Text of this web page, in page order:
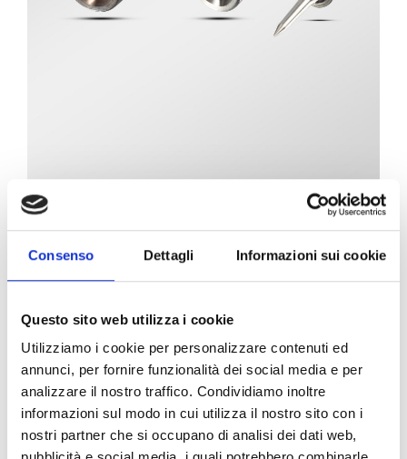
Consenso Dettagli Informazioni sui cookie
Questo sito web utilizza i cookie
Utilizziamo i cookie per personalizzare contenuti ed
annunci, per fornire funzionalità dei social media e per
analizzare il nostro traffico. Condividiamo inoltre
informazioni sul modo in cui utilizza il nostro sito con i
nostri partner che si occupano di analisi dei dati web,